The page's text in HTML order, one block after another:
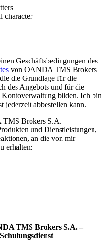
character
Geschäftsbedingungen des
von OANDA TMS Brokers
die Grundlage für die
des Angebots und für die
Kontoverwaltung bilden. Ich bin
jederzeit abbestellen kann.
Brokers S.A.
und Dienstleistungen,
an die von mir
erhalten:
TMS Brokers S.A. –